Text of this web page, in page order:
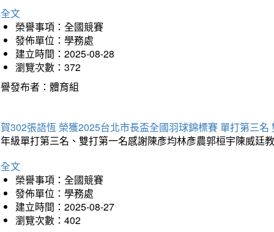
文
榮譽事項：全國競賽
發佈單位：學務處
建立時間：2025-08-28
瀏覽次數：372
發布者：體育組
302張語恆 榮獲2025台北市長盃全國羽球錦標賽 單打第三名
級單打第三名、雙打第一名感謝陳彥均林彥農郭桓宇陳威廷
文
榮譽事項：全國競賽
發佈單位：學務處
建立時間：2025-08-27
瀏覽次數：402